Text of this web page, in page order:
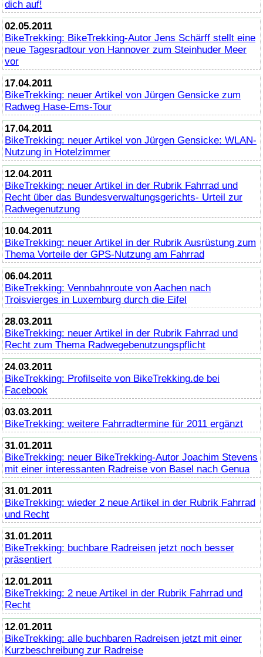
dich auf!
02.05.2011
BikeTrekking: BikeTrekking-Autor Jens Schärff stellt eine
neue Tagesradtour von Hannover zum Steinhuder Meer
vor
17.04.2011
BikeTrekking: neuer Artikel von Jürgen Gensicke zum
Radweg Hase-Ems-Tour
17.04.2011
BikeTrekking: neuer Artikel von Jürgen Gensicke: WLAN-
Nutzung in Hotelzimmer
12.04.2011
BikeTrekking: neuer Artikel in der Rubrik Fahrrad und
Recht über das Bundesverwaltungsgerichts- Urteil zur
Radwegenutzung
10.04.2011
BikeTrekking: neuer Artikel in der Rubrik Ausrüstung zum
Thema Vorteile der GPS-Nutzung am Fahrrad
06.04.2011
BikeTrekking: Vennbahnroute von Aachen nach
Troisvierges in Luxemburg durch die Eifel
28.03.2011
BikeTrekking: neuer Artikel in der Rubrik Fahrrad und
Recht zum Thema Radwegebenutzungspflicht
24.03.2011
BikeTrekking: Profilseite von BikeTrekking.de bei
Facebook
03.03.2011
BikeTrekking: weitere Fahrradtermine für 2011 ergänzt
31.01.2011
BikeTrekking: neuer BikeTrekking-Autor Joachim Stevens
mit einer interessanten Radreise von Basel nach Genua
31.01.2011
BikeTrekking: wieder 2 neue Artikel in der Rubrik Fahrrad
und Recht
31.01.2011
BikeTrekking: buchbare Radreisen jetzt noch besser
präsentiert
12.01.2011
BikeTrekking: 2 neue Artikel in der Rubrik Fahrrad und
Recht
12.01.2011
BikeTrekking: alle buchbaren Radreisen jetzt mit einer
Kurzbeschreibung zur Radreise